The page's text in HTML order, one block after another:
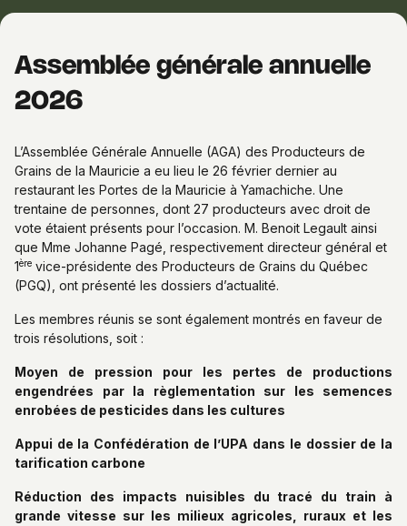
Assemblée générale annuelle
2026
L’Assemblée Générale Annuelle (AGA) des Producteurs de
Grains de la Mauricie a eu lieu le 26 février dernier au
restaurant les Portes de la Mauricie à Yamachiche. Une
trentaine de personnes, dont 27 producteurs avec droit de
vote étaient présents pour l’occasion. M. Benoit Legault ainsi
que Mme Johanne Pagé, respectivement directeur général et
1ère vice-présidente des Producteurs de Grains du Québec
(PGQ), ont présenté les dossiers d’actualité.
Les membres réunis se sont également montrés en faveur de
trois résolutions, soit :
Moyen de pression pour les pertes de productions
engendrées par la règlementation sur les semences
enrobées de pesticides dans les cultures
Appui de la Confédération de l’UPA dans le dossier de la
tarification carbone
Réduction des impacts nuisibles du tracé du train à
grande vitesse sur les milieux agricoles, ruraux et les